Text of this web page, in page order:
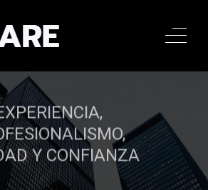
Y CONFIANZA
relaciones sólidas con nuestros
en nuestro conocimiento,